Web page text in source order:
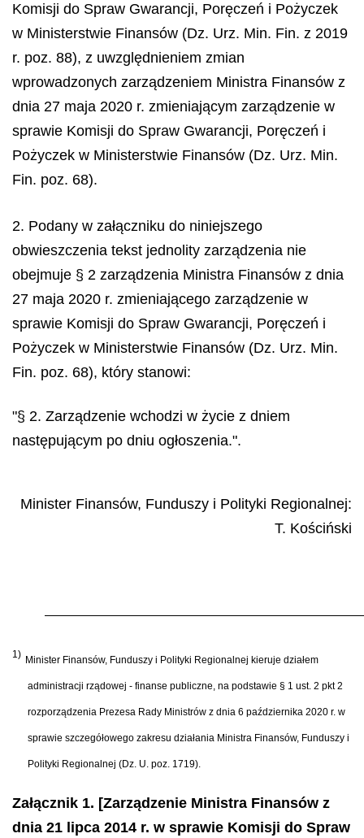
Komisji do Spraw Gwarancji, Poręczeń i Pożyczek
w Ministerstwie Finansów (Dz. Urz. Min. Fin. z 2019
r. poz. 88), z uwzględnieniem zmian
wprowadzonych zarządzeniem Ministra Finansów z
dnia 27 maja 2020 r. zmieniającym zarządzenie w
sprawie Komisji do Spraw Gwarancji, Poręczeń i
Pożyczek w Ministerstwie Finansów (Dz. Urz. Min.
Fin. poz. 68).
2. Podany w załączniku do niniejszego
obwieszczenia tekst jednolity zarządzenia nie
obejmuje § 2 zarządzenia Ministra Finansów z dnia
27 maja 2020 r. zmieniającego zarządzenie w
sprawie Komisji do Spraw Gwarancji, Poręczeń i
Pożyczek w Ministerstwie Finansów (Dz. Urz. Min.
Fin. poz. 68), który stanowi:
"§ 2. Zarządzenie wchodzi w życie z dniem
następującym po dniu ogłoszenia.".
Minister Finansów, Funduszy i Polityki Regionalnej:
T. Kościński
1) Minister Finansów, Funduszy i Polityki Regionalnej kieruje działem
administracji rządowej - finanse publiczne, na podstawie § 1 ust. 2 pkt 2
rozporządzenia Prezesa Rady Ministrów z dnia 6 października 2020 r. w
sprawie szczegółowego zakresu działania Ministra Finansów, Funduszy i
Polityki Regionalnej (Dz. U. poz. 1719).
Załącznik 1. [Zarządzenie Ministra Finansów z
dnia 21 lipca 2014 r. w sprawie Komisji do Spraw